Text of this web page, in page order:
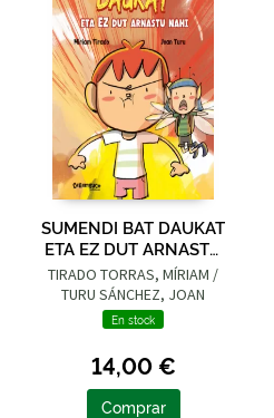
SUMENDI BAT DAUKAT
ETA EZ DUT ARNASTU
NAHI
TIRADO TORRAS, MÍRIAM /
TURU SÁNCHEZ, JOAN
En stock
14,00 €
Comprar